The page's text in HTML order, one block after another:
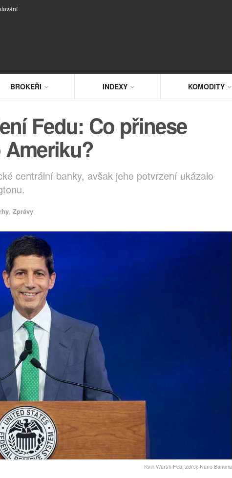
BROKEŘI INDEXY KOMODITY
Fedu: Co přinese
Ameriku?
centrální banky, avšak jeho potvrzení ukázalo
, Zprávy
Kvin Warsh Fed, zdroj: Nano Banana